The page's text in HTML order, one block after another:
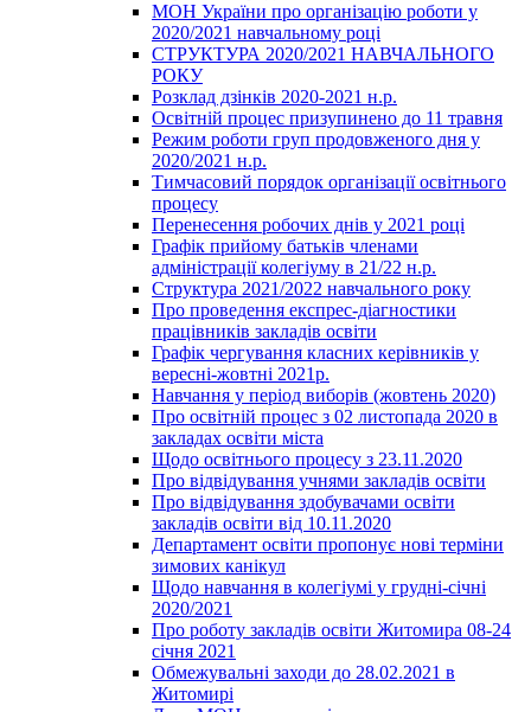
МОН України про організацію роботи у
2020/2021 навчальному році
СТРУКТУРА 2020/2021 НАВЧАЛЬНОГО
РОКУ
Розклад дзінків 2020-2021 н.р.
Освітній процес призупинено до 11 травня
Режим роботи груп продовженого дня у
2020/2021 н.р.
Тимчасовий порядок організації освітнього
процесу
Перенесення робочих днів у 2021 році
Графік прийому батьків членами
адміністрації колегіуму в 21/22 н.р.
Структура 2021/2022 навчального року
Про проведення експрес-діагностики
працівників закладів освіти
Графік чергування класних керівників у
вересні-жовтні 2021р.
Навчання у період виборів (жовтень 2020)
Про освітній процес з 02 листопада 2020 в
закладах освіти міста
Щодо освітнього процесу з 23.11.2020
Про відвідування учнями закладів освіти
Про відвідування здобувачами освіти
закладів освіти від 10.11.2020
Департамент освіти пропонує нові терміни
зимових канікул
Щодо навчання в колегіумі у грудні-січні
2020/2021
Про роботу закладів освіти Житомира 08-24
січня 2021
Обмежувальні заходи до 28.02.2021 в
Житомирі